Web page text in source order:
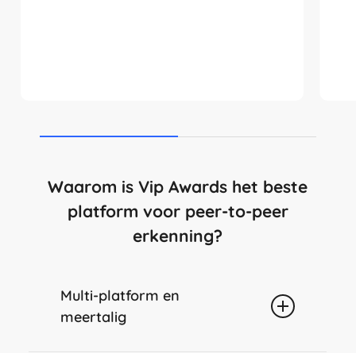
Waarom is Vip Awards het beste
platform voor peer-to-peer
erkenning?
Multi-platform en
meertalig